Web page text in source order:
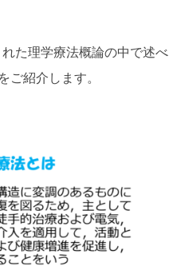
た理学療法概論の中で述べ
ご紹介します。